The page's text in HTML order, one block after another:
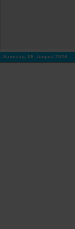
Samstag, 08. August 2026